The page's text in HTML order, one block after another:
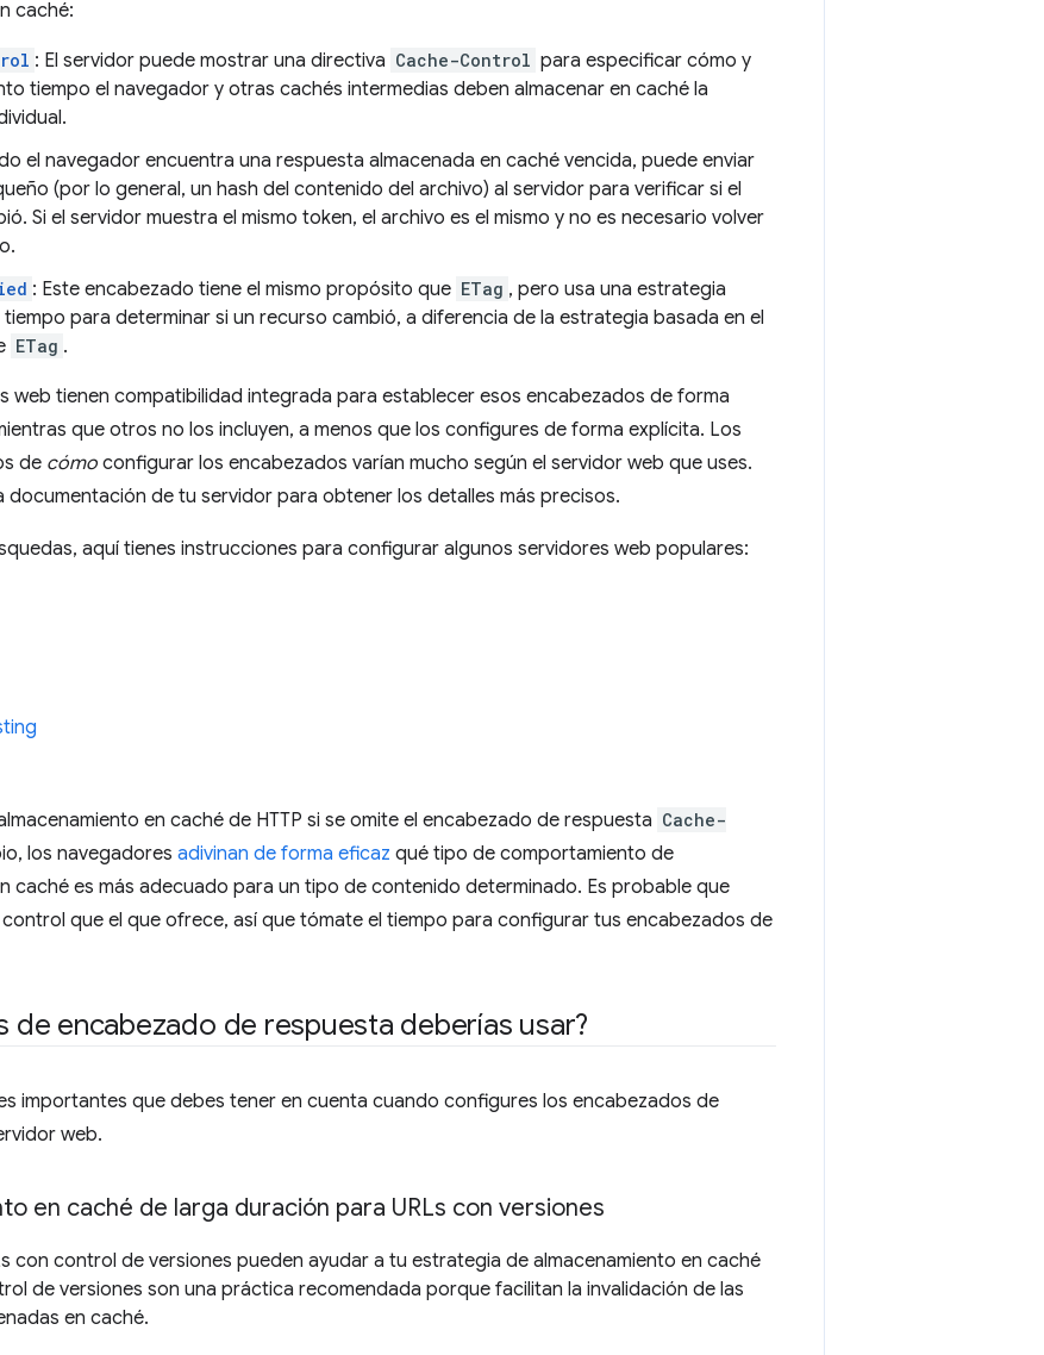
caché:
: El servidor puede mostrar una directiva Cache-Control para especificar cómo y
tiempo el navegador y otras cachés intermedias deben almacenar en caché la
el navegador encuentra una respuesta almacenada en caché vencida, puede enviar
(por lo general, un hash del contenido del archivo) al servidor para verificar si el
Si el servidor muestra el mismo token, el archivo es el mismo y no es necesario volver
: Este encabezado tiene el mismo propósito que ETag , pero usa una estrategia
tiempo para determinar si un recurso cambió, a diferencia de la estrategia basada en el
ETag .
web tienen compatibilidad integrada para establecer esos encabezados de forma
que otros no los incluyen, a menos que los configures de forma explícita. Los
de cómo configurar los encabezados varían mucho según el servidor web que uses.
documentación de tu servidor para obtener los detalles más precisos.
aquí tienes instrucciones para configurar algunos servidores web populares:
en caché de HTTP si se omite el encabezado de respuesta Cache-
los navegadores adivinan de forma eficaz qué tipo de comportamiento de
caché es más adecuado para un tipo de contenido determinado. Es probable que
que el que ofrece, así que tómate el tiempo para configurar tus encabezados de
de encabezado de respuesta deberías usar?
importantes que debes tener en cuenta cuando configures los encabezados de
web.
en caché de larga duración para URLs con versiones
con control de versiones pueden ayudar a tu estrategia de almacenamiento en caché
de versiones son una práctica recomendada porque facilitan la invalidación de las
en caché.